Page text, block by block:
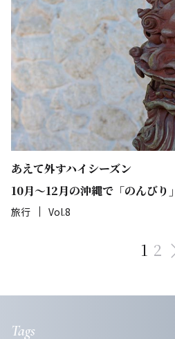
あえて外すハイシーズン
10月～12月の沖縄で「のんびり
旅行 Vol.8
1 2
Tags